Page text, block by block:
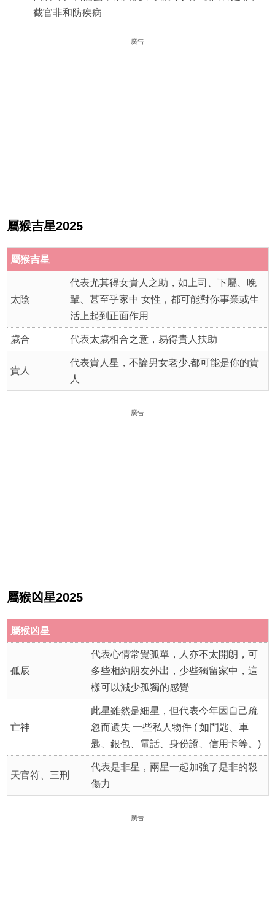
截官非和防疾病
廣告
屬猴吉星2025
屬猴吉星
太陰
代表尤其得女貴人之助，如上司、下屬、晚
輩、甚至乎家中 女性，都可能對你事業或生
活上起到正面作用
歲合 代表太歲相合之意，易得貴人扶助
貴人
代表貴人星，不論男女老少,都可能是你的貴
人
廣告
屬猴凶星2025
屬猴凶星
孤辰
代表心情常覺孤單，人亦不太開朗，可
多些相約朋友外出，少些獨留家中，這
樣可以減少孤獨的感覺
亡神
此星雖然是細星，但代表今年因自己疏
忽而遺失 一些私人物件 ( 如門匙、車
匙、銀包、電話、身份證、信用卡等。)
天官符、三刑
代表是非星，兩星一起加強了是非的殺
傷力
廣告